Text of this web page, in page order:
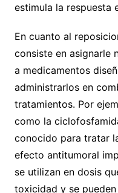
estimula la respuesta
En cuanto al
consiste en asignarle
a medicamentos
administrarlos en
tratamientos. Por
como la
conocido para tratar
efecto antitumoral
se utilizan en dosis
toxicidad y se